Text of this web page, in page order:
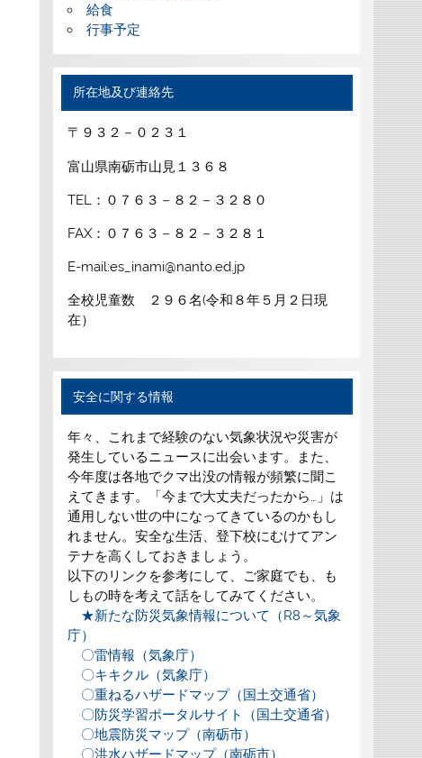
給食
行事予定
所在地及び連絡先
〒９３２－０２３１
富山県南砺市山見１３６８
TEL：０７６３－８２－３２８０
FAX：０７６３－８２－３２８１
E-mail:es_inami@nanto.ed.jp
全校児童数 ２９６名(令和８年５月２日現
在）
安全に関する情報
年々、これまで経験のない気象状況や災害が
発生しているニュースに出会います。また、
今年度は各地でクマ出没の情報が頻繁に聞こ
えてきます。「今まで大丈夫だったから…」は
通用しない世の中になってきているのかもし
れません。安全な生活、登下校にむけてアン
テナを高くしておきましょう。
以下のリンクを参考にして、ご家庭でも、も
しもの時を考えて話をしてみてください。
★新たな防災気象情報について（R8～気象
庁）
〇雷情報（気象庁）
〇キキクル（気象庁）
〇重ねるハザードマップ（国土交通省）
〇防災学習ポータルサイト（国土交通省）
〇地震防災マップ（南砺市）
〇洪水ハザードマップ（南砺市）